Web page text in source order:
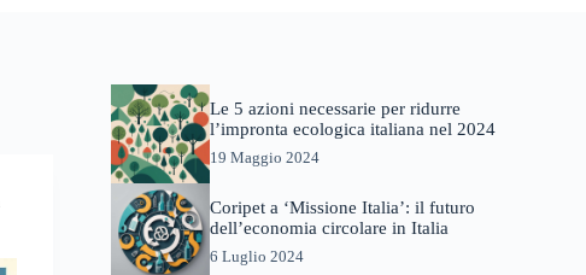
Le 5 azioni necessarie per ridurre
l’impronta ecologica italiana nel 2024
19 Maggio 2024
Coripet a ‘Missione Italia’: il futuro
dell’economia circolare in Italia
6 Luglio 2024